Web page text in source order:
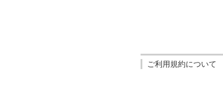
ご利用規約について